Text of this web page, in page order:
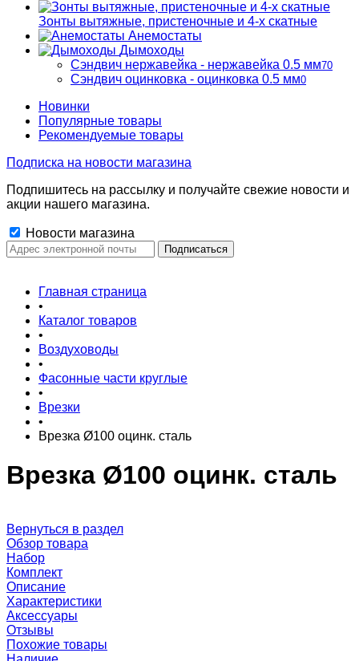
Зонты вытяжные, пристеночные и 4-х скатные
Анемостаты
Дымоходы
Сэндвич нержавейка - нержавейка 0.5 мм70
Сэндвич оцинковка - оцинковка 0.5 мм0
Новинки
Популярные товары
Рекомендуемые товары
Подписка на новости магазина
Подпишитесь на рассылку и получайте свежие новости и
акции нашего магазина.
Новости магазина
Главная страница
•
Каталог товаров
•
Воздуховоды
•
Фасонные части круглые
•
Врезки
•
Врезка Ø100 оцинк. сталь
Врезка Ø100 оцинк. сталь
Вернуться в раздел
Обзор товара
Набор
Комплект
Описание
Характеристики
Аксессуары
Отзывы
Похожие товары